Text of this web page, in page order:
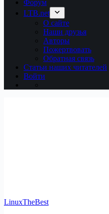
Форум
LTB.net
О сайте
Наши друзья
Авторы
Пожертвовать
Обратная связь
Статьи наших читателей
Войти
LinuxTheBest